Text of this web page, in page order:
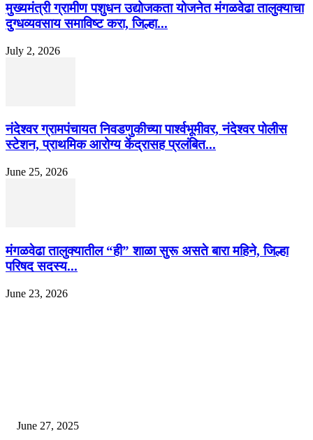
मुख्यमंत्री ग्रामीण पशुधन उद्योजकता योजनेत मंगळवेढा तालुक्याचा
दुग्धव्यवसाय समाविष्ट करा, जिल्हा...
July 2, 2026
नंदेश्वर ग्रामपंचायत निवडणुकीच्या पार्श्वभूमीवर, नंदेश्वर पोलीस
स्टेशन, प्राथमिक आरोग्य केंद्रासह प्रलंबित...
June 25, 2026
मंगळवेढा तालुक्यातील “ही” शाळा सुरू असते बारा महिने, जिल्हा
परिषद सदस्य...
June 23, 2026
June 27, 2025